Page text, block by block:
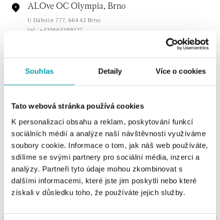
Souhlas Detaily Více o cookies
Tato webová stránka používá cookies
K personalizaci obsahu a reklam, poskytování funkcí
sociálních médií a analýze naší návštěvnosti využíváme
soubory cookie. Informace o tom, jak náš web používáte,
sdílíme se svými partnery pro sociální média, inzerci a
analýzy. Partneři tyto údaje mohou zkombinovat s
dalšími informacemi, které jste jim poskytli nebo které
získali v důsledku toho, že používáte jejich služby.
ALOve OC Olympia, Brno
U Dálnice 777, 664 42 Brno
tel.: +420604389337
ALOve Westfield Černý most, Praha 9
ALOve Westfield, Praha 4 - Chodov
Roztylská 2321/19, 148 00 Praha 4 - Chodov
tel.: +420730524389
dnes otevřeno do 21:00
ALOve OC Aupark, Bratislava
Einsteinova 3541/18, 851 01 Bratislava
ZOBRAZIT VŠECHNY BUTIKY